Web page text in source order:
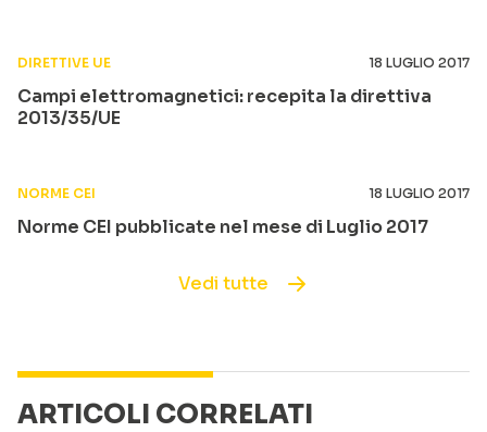
DIRETTIVE UE 18 LUGLIO 2017
Campi elettromagnetici: recepita la direttiva
2013/35/UE
NORME CEI 18 LUGLIO 2017
Norme CEI pubblicate nel mese di Luglio 2017
Vedi tutte
ARTICOLI CORRELATI